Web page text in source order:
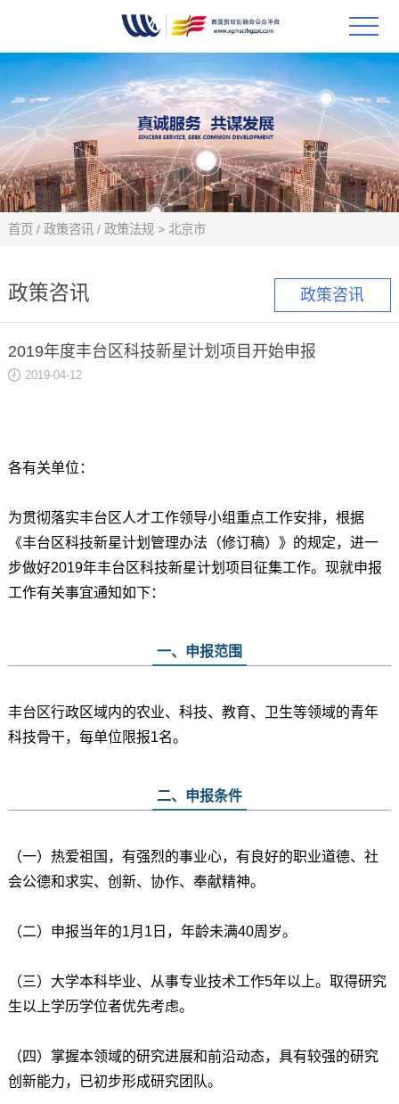
首页
政策
科技
合作
政策咨讯
首页 / 政策咨讯 / 政策法规> 北京市
政策咨讯
2019年度丰台区科技新星计划项目开始申报
2019-04-12
各有关单位：
为贯彻落实丰台区人才工作领导小组重点工作安排，根据
《丰台区科技新星计划管理办法（修订稿）》的规定，进一
步做好2019年丰台区科技新星计划项目征集工作。现就申报
工作有关事宜通知如下：
一、申报范围
丰台区行政区域内的农业、科技、教育、卫生等领域的青年
科技骨干，每单位限报1名。
二、申报条件
（一）热爱祖国，有强烈的事业心，有良好的职业道德、社
会公德和求实、创新、协作、奉献精神。
（二）申报当年的1月1日，年龄未满40周岁。
（三）大学本科毕业、从事专业技术工作5年以上。取得研究
生以上学历学位者优先考虑。
（四）掌握本领域的研究进展和前沿动态，具有较强的研究
创新能力，已初步形成研究团队。